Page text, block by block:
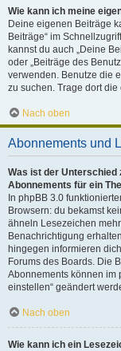
Wie kann ich meine
Deine eigenen Beiträge
Beiträge“ im
kannst du auch „Deine
oder „Beiträge des
verwenden. Benutze die
zu suchen. Trage dort
Nach oben
Abonnements und
Was ist der Unterschied
Abonnements für ein
In phpBB 3.0
Browsern: du bekamst
ähneln Lesezeichen
Benachrichtigung
hingegen informieren
Forums des Boards. Die
Abonnements können im
einstellen“ geändert
Nach oben
Wie kann ich ein